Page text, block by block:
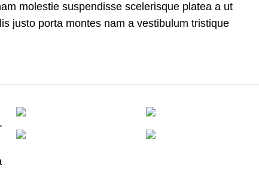
molestie suspendisse scelerisque platea a ut
justo porta montes nam a vestibulum tristique